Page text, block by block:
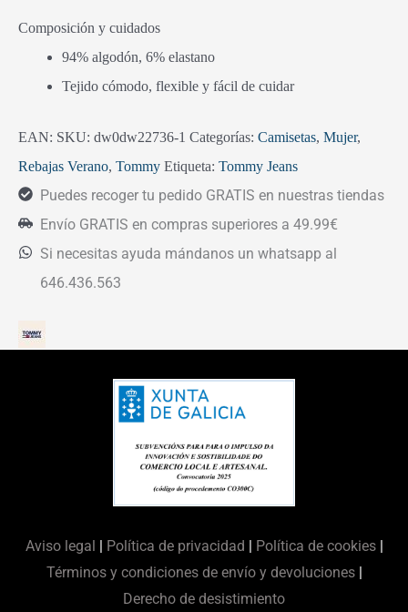
Composición y cuidados
94% algodón, 6% elastano
Tejido cómodo, flexible y fácil de cuidar
EAN: SKU: dw0dw22736-1 Categorías: Camisetas, Mujer,
Rebajas Verano, Tommy Etiqueta: Tommy Jeans
Puedes recoger tu pedido GRATIS en nuestras tiendas
Envío GRATIS en compras superiores a 49.99€
Si necesitas ayuda mándanos un whatsapp al
646.436.563
Aviso legal | Política de privacidad | Política de cookies|
Términos y condiciones de envío y devoluciones|
Derecho de desistimiento